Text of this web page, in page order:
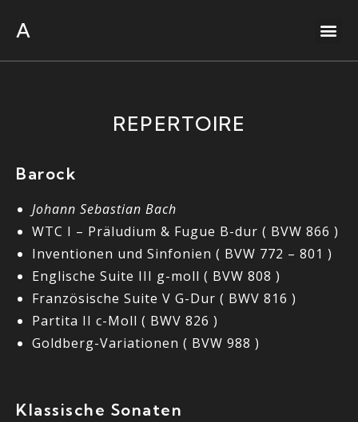
A
REPERTOIRE
Barock
Johann Sebastian Bach
WTC I – Präludium & Fugue B-dur ( BVW 866 )
Inventionen und Sinfonien ( BVW 772 – 801 )
Englische Suite III g-moll ( BVW 808 )
Französische Suite V G-Dur ( BWV 816 )
Partita II c-Moll ( BWV 826 )
Goldberg-Variationen ( BVW 988 )
Klassische Sonaten